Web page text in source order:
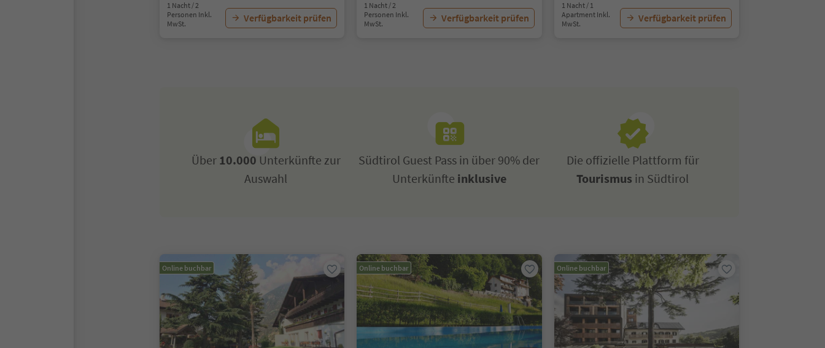
1 Nacht / 2
Personen Inkl.
MwSt.
Verfügbarkeit prüfen
1 Nacht / 2
Personen Inkl.
MwSt.
Verfügbarkeit prüfen
1 Nacht / 1
Apartment Inkl.
MwSt.
Verfügbarkeit prüfen
Über10.000 Unterkünfte zur
Auswahl
Südtirol Guest Pass in über 90% der
Unterkünfte inklusive
Die offizielle Plattform für
Tourismus in Südtirol
Online buchbar Online buchbar Online buchbar